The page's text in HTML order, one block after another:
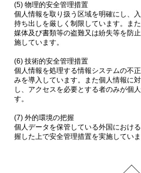
(5) 物理的安全管理措置
個人情報を取り扱う区域を明確にし、
持ち出しを厳しく制限しています。ま
媒体及び書類等の盗難又は紛失等を防
施しています。
(6) 技術的安全管理措置
個人情報を処理する情報システムの不
みを導入しています。また個人情報に
し、アクセスを必要とする者のみが個
す。
(7) 外的環境の把握
個人データを保管している外国におけ
握した上で安全管理措置を実施していま